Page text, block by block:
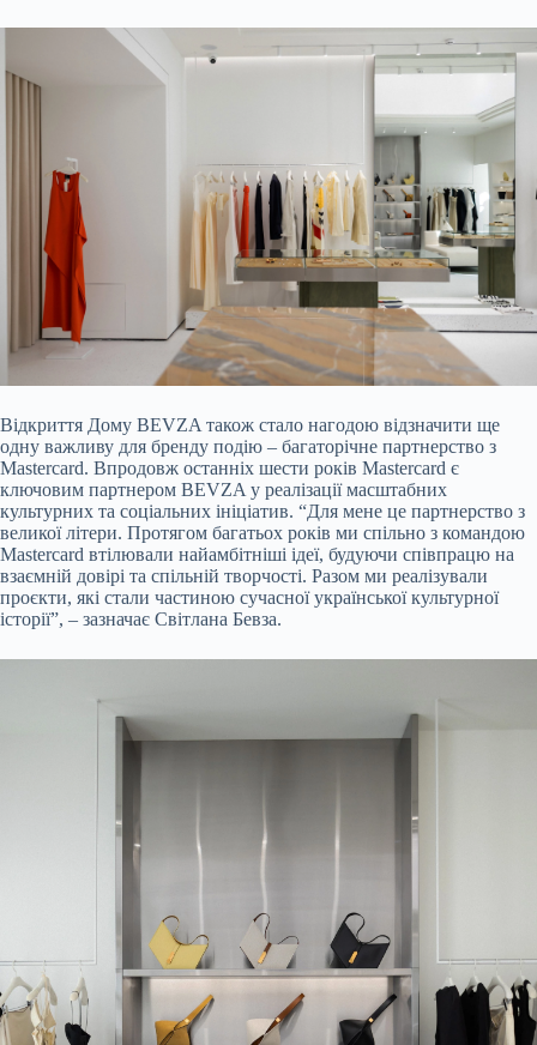
Відкриття Дому BEVZA також стало нагодою відзначити ще
одну важливу для бренду подію – багаторічне партнерство з
Mastercard. Впродовж останніх шести років Mastercard є
ключовим партнером BEVZA у реалізації масштабних
культурних та соціальних ініціатив. “Для мене це партнерство з
великої літери. Протягом багатьох років ми спільно з командою
Mastercard втілювали найамбітніші ідеї, будуючи співпрацю на
взаємній довірі та спільній творчості. Разом ми реалізували
проєкти, які стали частиною сучасної української культурної
історії”, – зазначає Світлана Бевза.